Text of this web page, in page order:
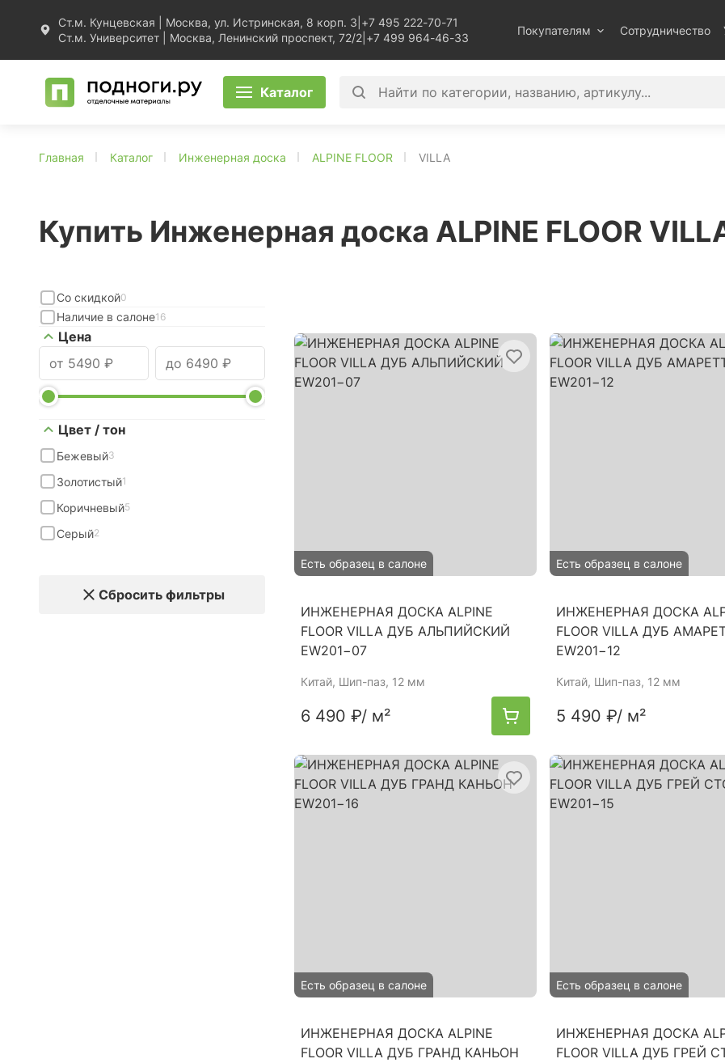
Ст.м. Кунцевская | Москва, ул. Истринская, 8 корп. 3 +7 495 222-70-71
Ст.м. Университет | Москва, Ленинский проспект, 72/2 +7 499 964-46-33
Покупателям Сотрудничество
Каталог
Главная Каталог Инженерная доска ALPINE FLOOR VILLA
Купить Инженерная доска ALPINE FLOOR
Со скидкой0
Наличие в салоне16
Цена
Цвет / тон
Бежевый3
Золотистый1
Коричневый5
Серый2
Сбросить фильтры
Есть образец в салоне
ИНЖЕНЕРНАЯ ДОСКА ALPINE
FLOOR VILLA ДУБ АЛЬПИЙСКИЙ
EW201−07
Китай, Шип-паз, 12 мм
6 490 ₽/ м²
Есть образец в салоне
ИНЖЕНЕРНАЯ ДОСКА
FLOOR VILLA ДУБ
EW201−12
Китай, Шип-паз, 12 мм
5 490 ₽/ м²
Есть образец в салоне
ИНЖЕНЕРНАЯ ДОСКА ALPINE
FLOOR VILLA ДУБ ГРАНД КАНЬОН
Есть образец в салоне
ИНЖЕНЕРНАЯ ДОСКА
FLOOR VILLA ДУБ ГРЕЙ